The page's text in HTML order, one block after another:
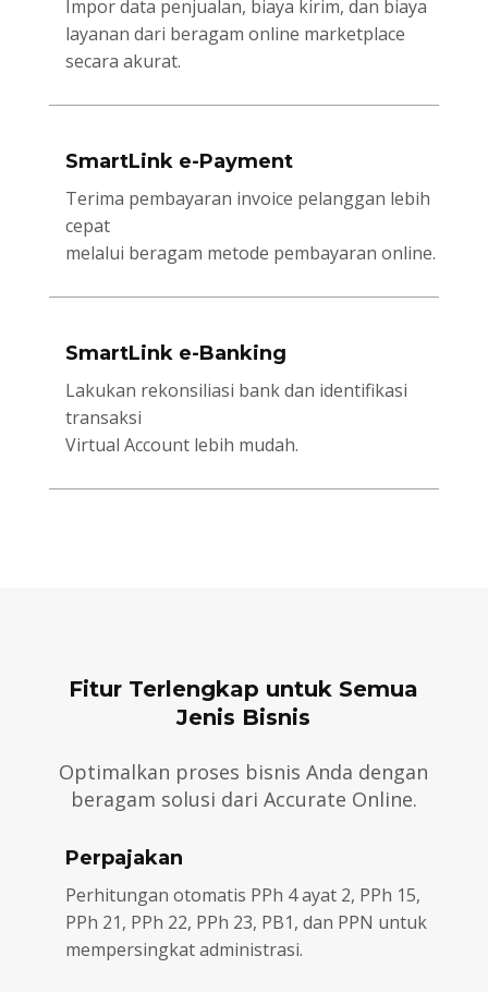
Impor data penjualan, biaya kirim, dan biaya
layanan dari beragam online marketplace
secara akurat.
SmartLink e-Payment
Terima pembayaran invoice pelanggan lebih
cepat
melalui beragam metode pembayaran online.
SmartLink e-Banking
Lakukan rekonsiliasi bank dan identifikasi
transaksi
Virtual Account lebih mudah.
Fitur Terlengkap untuk Semua
Jenis Bisnis
Optimalkan proses bisnis Anda dengan
beragam solusi dari Accurate Online.
Perpajakan
Perhitungan otomatis PPh 4 ayat 2, PPh 15,
PPh 21, PPh 22, PPh 23, PB1, dan PPN untuk
mempersingkat administrasi.